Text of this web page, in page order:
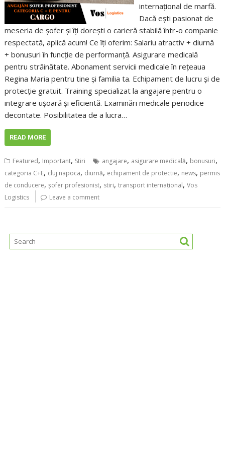
internațional de marfă.
Dacă ești pasionat de
meseria de șofer și îți dorești o carieră stabilă într-o companie
respectată, aplică acum! Ce îți oferim: Salariu atractiv + diurnă
+ bonusuri în funcție de performanță. Asigurare medicală
pentru străinătate. Abonament servicii medicale în rețeaua
Regina Maria pentru tine și familia ta. Echipament de lucru și de
protecție gratuit. Training specializat la angajare pentru o
integrare ușoară și eficientă. Examinări medicale periodice
decontate. Posibilitatea de a lucra…
READ MORE
Featured, Important, Stiri angajare, asigurare medicală, bonusuri,
categoria C+E, cluj napoca, diurnă, echipament de protectie, news, permis
de conducere,șofer profesionist, stiri,transport internațional,Vos
Logistics
Leave a comment